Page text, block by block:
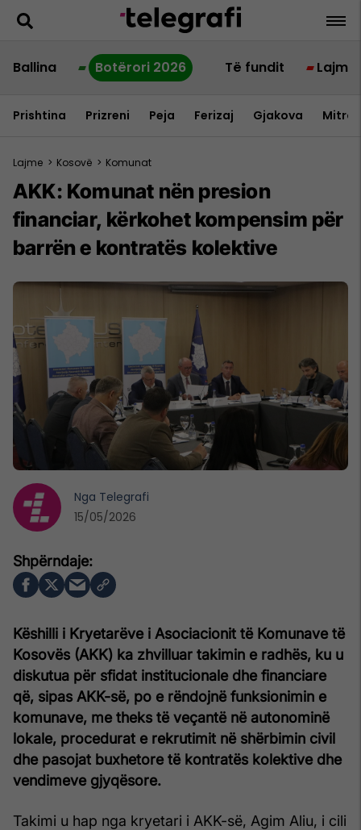
Ballina Botërori 2026 Të fundit Lajme
Prishtina Prizreni Peja Ferizaj Gjakova
Lajme > Kosovë > Komunat
AKK: Komunat nën presion
financiar, kërkohet kompensim për
barrën e kontratës kolektive
Këshilli i Kryetarëve i Asociacionit të Komunave të
Kosovës (AKK) ka zhvilluar takimin e radhës, ku u
diskutua për sfidat institucionale dhe financiare
që, sipas AKK-së, po e rëndojnë funksionimin e
komunave, me theks të veçantë në autonominë
lokale, procedurat e rekrutimit në shërbimin civil
dhe pasojat buxhetore të kontratës kolektive dhe
vendimeve gjyqësore.
Takimi u hap nga kryetari i AKK-së, Agim Aliu, i cili
Nga Telegrafi
15/05/2026